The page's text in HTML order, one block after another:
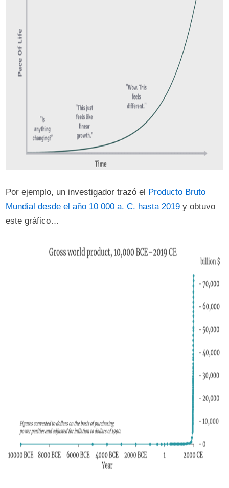
Por ejemplo, un investigador trazó el Producto Bruto
Mundial desde el año 10 000 a. C. hasta 2019 y obtuvo
este gráfico…